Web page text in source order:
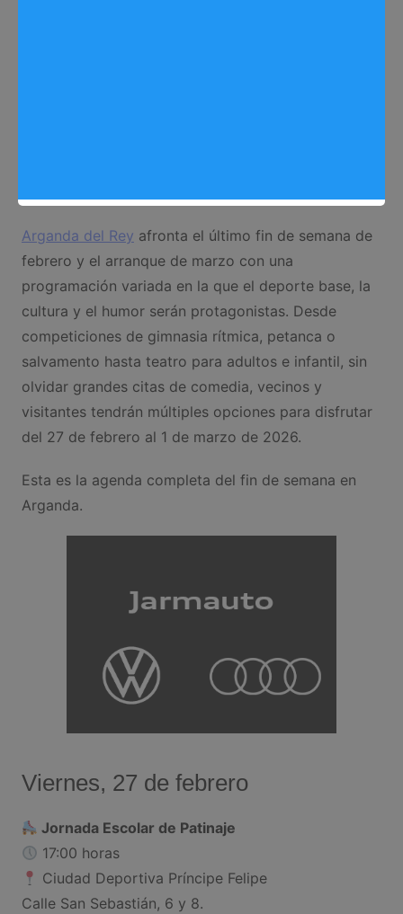
Arganda del Rey afronta el último fin de semana de
febrero y el arranque de marzo con una
programación variada en la que el deporte base, la
cultura y el humor serán protagonistas. Desde
competiciones de gimnasia rítmica, petanca o
salvamento hasta teatro para adultos e infantil, sin
olvidar grandes citas de comedia, vecinos y
visitantes tendrán múltiples opciones para disfrutar
del 27 de febrero al 1 de marzo de 2026.
Esta es la agenda completa del fin de semana en
Arganda.
Viernes, 27 de febrero
Jornada Escolar de Patinaje
17:00 horas
Ciudad Deportiva Príncipe Felipe
Calle San Sebastián, 6 y 8.